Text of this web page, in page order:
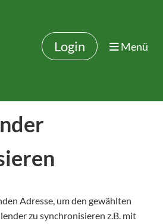
Login Menü
Adresse, um den gewählten
zu synchronisieren z.B. mit